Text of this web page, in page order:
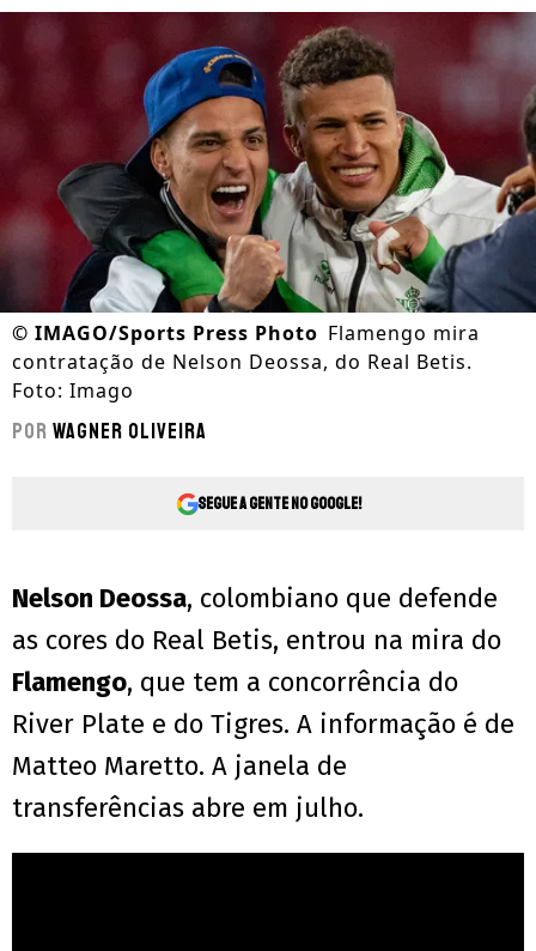
© IMAGO/Sports Press Photo Flamengo mira
contratação de Nelson Deossa, do Real Betis.
Foto: Imago
Por Wagner Oliveira
Segue a gente no Google!
Nelson Deossa, colombiano que defende
as cores do Real Betis, entrou na mira do
Flamengo, que tem a concorrência do
River Plate e do Tigres. A informação é de
Matteo Maretto. A janela de
transferências abre em julho.